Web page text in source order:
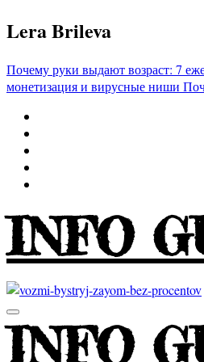
Перейти
к
Lera Brileva
Почему руки выдают возраст: 7
монетизация и вирусные ниши
INFO
INFO